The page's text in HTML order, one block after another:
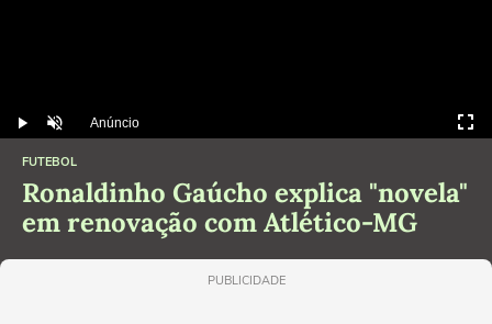
Play DesmutarAnúncio
FUTEBOL
Ronaldinho Gaúcho explica "novela"
em renovação com Atlético-MG
PUBLICIDADE